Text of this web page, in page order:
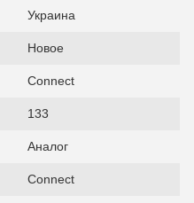
Украина
Новое
Connect
133
Аналог
Connect